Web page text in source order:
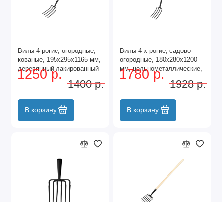
Вилы 4-рогие, огородные,
кованые, 195х295х1165 мм,
деревянный лакированный
черенок Palisad
1250 р.
1400 р.
В корзину
Вилы 4-х рогие, садово-
огородные, 180х280х1200
мм, цельнометаллические,
кованые, LUXE Palisad
1780 р.
1928 р.
В корзину